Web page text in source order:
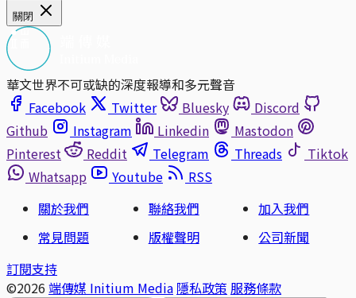
關閉
華文世界不可或缺的深度報導和多元聲音
Facebook
Twitter Bluesky
Discord
Github
Instagram Linkedin
Mastodon
Pinterest
Reddit Telegram Threads
Tiktok
Whatsapp
Youtube
RSS
關於我們
聯絡我們
加入我們
常見問題
版權聲明
公司新聞
訂閱支持
©2026 端傳媒 Initium Media 隱私政策 服務條款